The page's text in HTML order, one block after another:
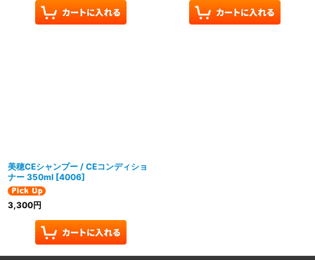
美穂CEシャンプー / CEコンディショ
ナー 350ml [4006]
3,300円